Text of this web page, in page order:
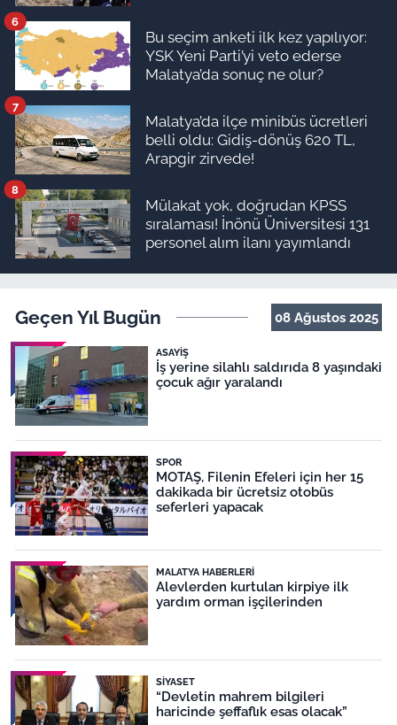
Bu seçim anketi ilk kez yapılıyor:
YSK Yeni Parti’yi veto ederse
Malatya’da sonuç ne olur?
6
Malatya’da ilçe minibüs ücretleri
belli oldu: Gidiş-dönüş 620 TL,
Arapgir zirvede!
7
Mülakat yok, doğrudan KPSS
sıralaması! İnönü Üniversitesi 131
personel alım ilanı yayımlandı
8
Geçen Yıl Bugün 08 Ağustos 2025
ASAYIŞ
İş yerine silahlı saldırıda 8 yaşındaki
çocuk ağır yaralandı
SPOR
MOTAŞ, Filenin Efeleri için her 15
dakikada bir ücretsiz otobüs
seferleri yapacak
MALATYA HABERLERI
Alevlerden kurtulan kirpiye ilk
yardım orman işçilerinden
SIYASET
“Devletin mahrem bilgileri
haricinde şeffaflık esas olacak”